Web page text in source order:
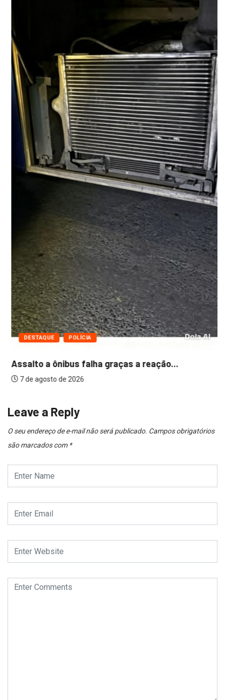
DESTAQUE POLÍCIA
Assalto a ônibus falha graças a reação...
7 de agosto de 2026
Leave a Reply
O seu endereço de e-mail não será publicado. Campos obrigatórios
são marcados com *